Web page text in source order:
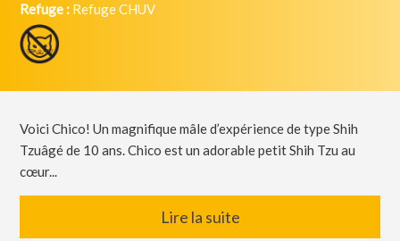
Refuge : Refuge CHUV
Voici Chico! Un magnifique mâle d’expérience de type Shih
Tzuâgé de 10 ans. Chico est un adorable petit Shih Tzu au
cœur...
Lire la suite